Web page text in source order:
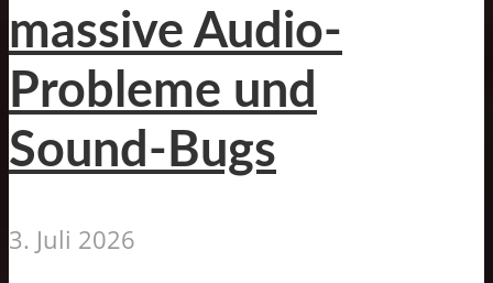
massive Audio-
Probleme und
Sound-Bugs
3. Juli 2026